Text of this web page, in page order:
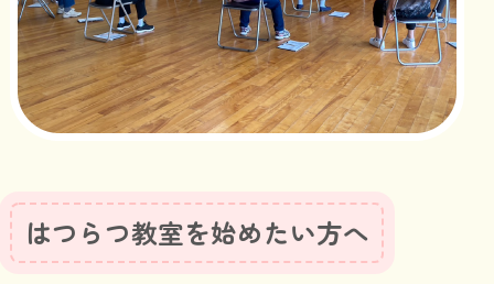
はつらつ教室を始めたい方へ